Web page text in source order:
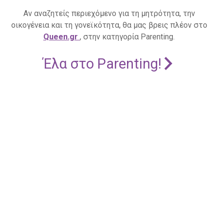
Αν αναζητείς περιεχόμενο για τη μητρότητα, την
οικογένεια και τη γονεϊκότητα, θα μας βρεις πλέον στο
Queen.gr , στην κατηγορία Parenting.
Έλα στο Parenting!